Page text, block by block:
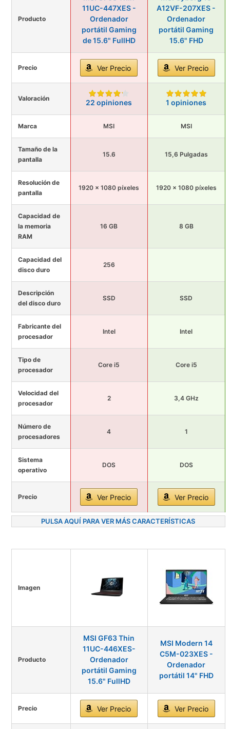
Producto
11UC-447XES -
Ordenador
portátil Gaming
de 15.6" FullHD
A12VF-207XES -
Ordenador
portátil Gaming
15.6" FHD
Precio Ver Precio Ver Precio
Valoración 22 opiniones 1 opiniones
Marca MSI MSI
Tamaño de la
pantalla
15.6 15,6 Pulgadas
Resolución de
pantalla
1920 x 1080 píxeles 1920 x 1080 píxeles
Capacidad de
la memoria
RAM
16 GB 8 GB
Capacidad del
disco duro
256
Descripción
del disco duro
SSD SSD
Fabricante del
procesador
Intel Intel
Tipo de
procesador
Core i5 Core i5
Velocidad del
procesador
2 3,4 GHz
Número de
procesadores
4 1
Sistema
operativo
DOS DOS
Precio Ver Precio Ver Precio
PULSA AQUÍ PARA VER MÁS CARACTERÍSTICAS
Imagen
Producto
MSI GF63 Thin
11UC-446XES-
Ordenador
portátil Gaming
15.6" FullHD
MSI Modern 14
C5M-023XES -
Ordenador
portátil 14" FHD
Precio Ver Precio Ver Precio